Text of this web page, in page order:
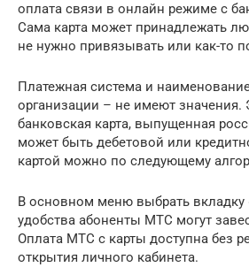
оплата связи в онлайн режиме с
Сама карта может принадлежать
не нужно привязывать или как-то
Платежная система и
организации – не имеют
банковская карта, выпущенная
может быть дебетовой или
картой можно по следующему
В основном меню выбрать вкладку
удобства абоненты МТС могут
Оплата МТС с карты доступна без
открытия личного кабинета.